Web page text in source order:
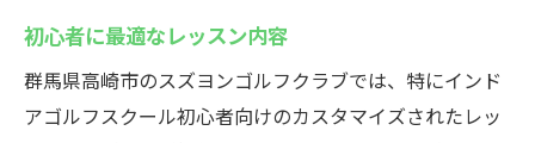
初心者に最適なレッスン内容
群馬県高崎市のスズヨンゴルフクラブでは、特にインド
アゴルフスクール初心者向けのカスタマイズされたレッ